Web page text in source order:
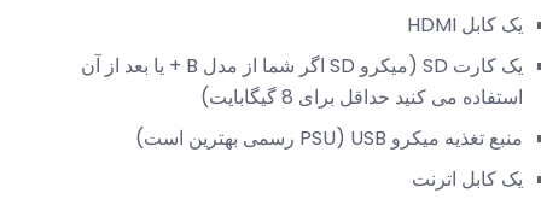
یک کابل HDMI
یک کارت SD (میکرو SD اگر شما از مدل B + یا بعد از آن
استفاده می کنید حداقل برای 8 گیگابایت)
منبع تغذیه میکرو USB (PSU رسمی بهترین است)
یک کابل اترنت